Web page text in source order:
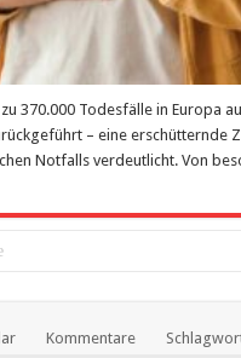
370.000 Todesfälle in Europa
– eine erschütternde
Notfalls verdeutlicht. Von
Kommentare